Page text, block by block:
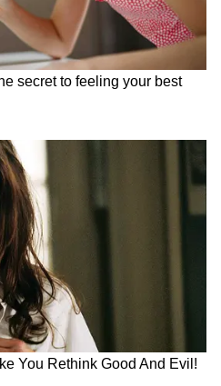
হুইপ। অন্য কোনও
না দেওয়া হয়; এবং (iii) এই
সিদ্ধান্ত নেওয়ার
বক্তব্য পেশ করার সুযোগ
দশম তফসিল লঙ্ঘিত হলে
নেওয়ার অধিকার
রাখছি।"
যুক্তি অভিষেকের
বিরোধী আইনের
তুলে ধরা হয়েছে।
দেশাই বনাম মহারাষ্ট্রের
ও অন্যান্য' (২০২৩)
তিনি মনে করিয়ে